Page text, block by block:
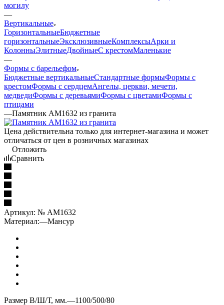
могилу
—
Вертикальные
ГоризонтальныеБюджетные
горизонтальныеЭксклюзивныеКомплексыАрки и
КолонныЭлитныеДвойныеС крестомМаленькие
—
Формы с барельефом
Бюджетные вертикальныеСтандартные формыФормы с
крестомФормы с сердцемАнгелы, церкви, мечети,
медведиФормы с деревьямиФормы с цветамиФормы с
птицами
—Памятник AM1632 из гранита
Цена действительна только для интернет-магазина и может
отличаться от цен в розничных магазинах
Отложить
Сравнить
Артикул: № AM1632
Материал:—Мансур
Размер В/Ш/Т, мм.—1100/500/80